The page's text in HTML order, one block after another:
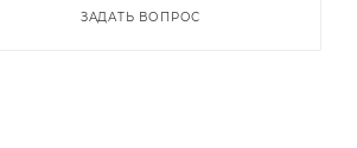
ЗАДАТЬ ВОПРОС